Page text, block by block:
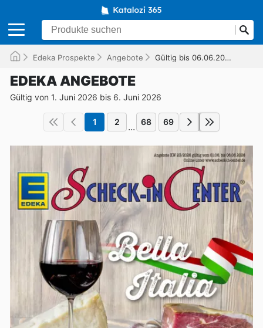
Edeka Prospekte Angebote Gültig bis 06.06.2026
EDEKA ANGEBOTE
Gültig von 1. Juni 2026 bis 6. Juni 2026
1 2 ... 68 69